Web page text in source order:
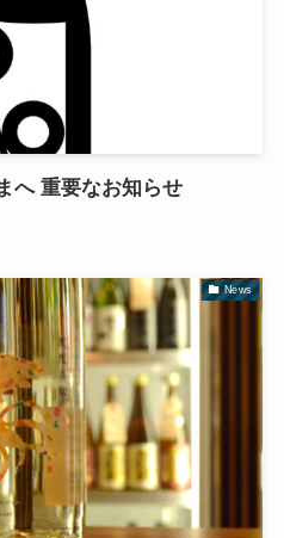
へ 重要なお知らせ
News